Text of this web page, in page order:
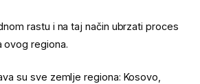
rastu i na taj način ubrzati proces
ovog regiona.
su sve zemlje regiona: Kosovo,